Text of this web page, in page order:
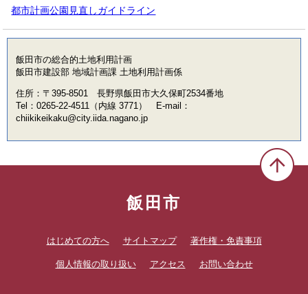
都市計画公園見直しガイドライン
飯田市の総合的土地利用計画
飯田市建設部 地域計画課 土地利用計画係
住所：〒395-8501 長野県飯田市大久保町2534番地
Tel：0265-22-4511（内線 3771） E-mail：
chiikikeikaku@city.iida.nagano.jp
飯田市
はじめての方へ サイトマップ 著作権・免責事項
個人情報の取り扱い アクセス お問い合わせ